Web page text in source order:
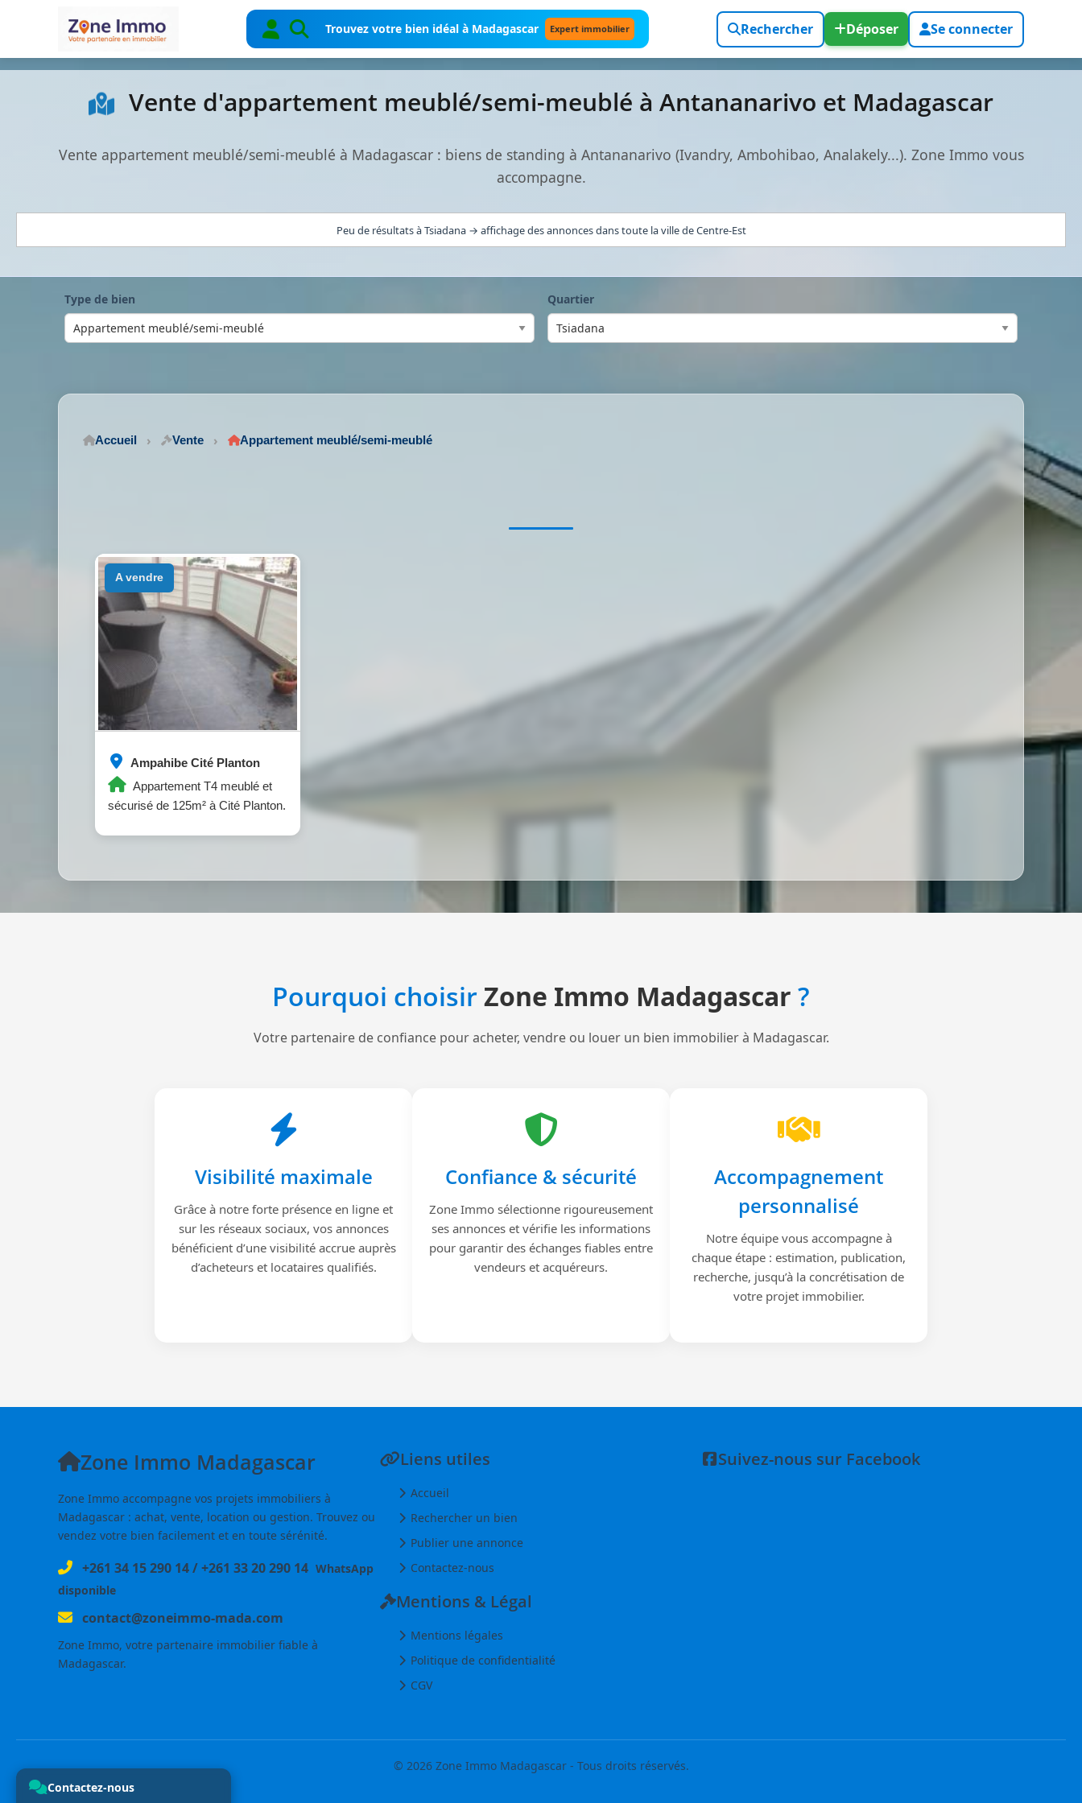
Trouvez votre bien idéal à Madagascar Expert immobilier Rechercher Déposer Se connecter
Vente d'appartement meublé/semi-meublé à Antananarivo et Madagascar
Vente appartement meublé/semi-meublé à Madagascar : biens de standing à Antananarivo (Ivandry, Ambohibao, Analakely...). Zone Immo vous
accompagne.
Peu de résultats à Tsiadana → affichage des annonces dans toute la ville de Centre-Est
Type de bien Quartier
Accueil Vente Appartement meublé/semi-meublé
Ampahibe Cité Planton
Appartement T4 meublé et
sécurisé de 125m² à Cité Planton.
a vendre
Pourquoi choisirZone Immo Madagascar ?
Votre partenaire de confiance pour acheter, vendre ou louer un bien immobilier à Madagascar.
Visibilité maximale
Grâce à notre forte présence en ligne et
sur les réseaux sociaux, vos annonces
bénéficient d’une visibilité accrue auprès
d’acheteurs et locataires qualifiés.
Confiance & sécurité
Zone Immo sélectionne rigoureusement
ses annonces et vérifie les informations
pour garantir des échanges fiables entre
vendeurs et acquéreurs.
Accompagnement
personnalisé
Notre équipe vous accompagne à
chaque étape : estimation, publication,
recherche, jusqu’à la concrétisation de
votre projet immobilier.
Zone Immo Madagascar
Zone Immo accompagne vos projets immobiliers à
Madagascar : achat, vente, location ou gestion. Trouvez ou
vendez votre bien facilement et en toute sérénité.
+261 34 15 290 14/+261 33 20 290 14 WhatsApp
disponible
contact@zoneimmo-mada.com
Zone Immo, votre partenaire immobilier fiable à
Madagascar.
Liens utiles
Accueil
Rechercher un bien
Publier une annonce
Contactez-nous
Mentions & Légal
Mentions légales
Politique de confidentialité
CGV
Suivez-nous sur Facebook
© 2026 Zone Immo Madagascar - Tous droits réservés.
Contactez-nous